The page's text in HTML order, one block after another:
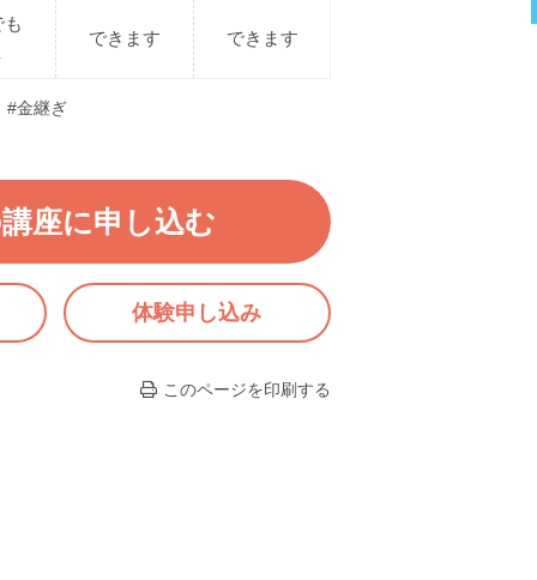
できます できます
#金継ぎ
座に申し込む
体験申し込み
このページを印刷する